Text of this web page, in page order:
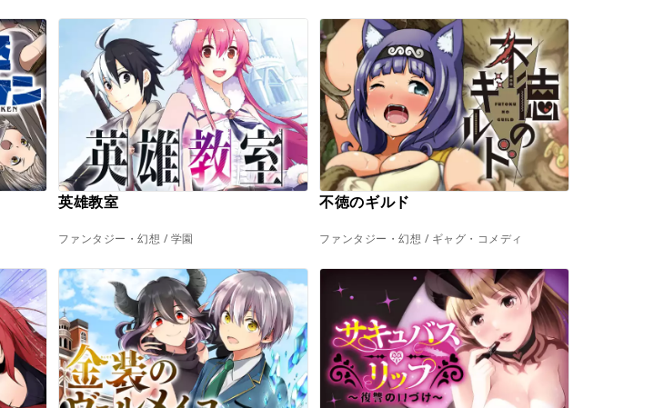
英雄教室
ファンタジー・幻想 / 学園
不徳のギルド
ファンタジー・幻想 / ギャグ・コメディ